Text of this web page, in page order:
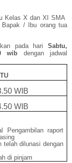
Kelas X dan XI SMA
Bapak / Ibu orang tua
pada hari Sabtu,
wib dengan jadwal
WIB
WIB
Pengambilan raport
telah dilunasi dengan
di pinjam